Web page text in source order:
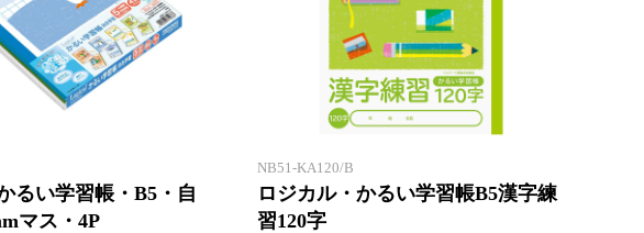
用したロジカ
るい学習帳・B5・自
マス・4P
「エアー用紙」を使用したロジカ
NB51-KA120/B
ロジカル・かるい学習帳B5漢字練
習120字